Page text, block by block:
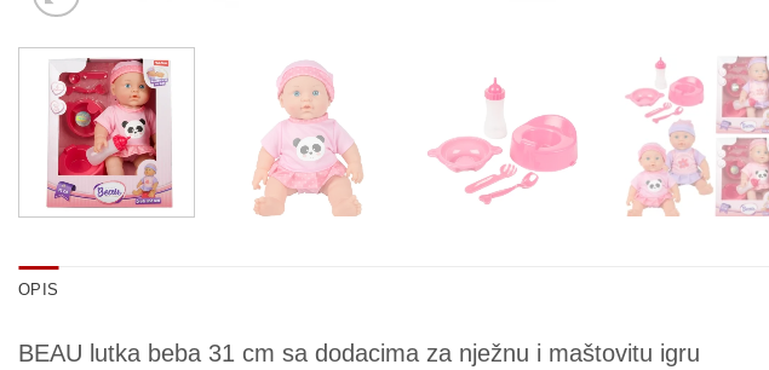
OPIS
BEAU lutka beba 31 cm sa dodacima za nježnu i maštovitu igru